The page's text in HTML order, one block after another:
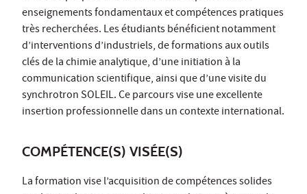
enseignements fondamentaux et compétences pratiques
très recherchées. Les étudiants bénéficient notamment
d’interventions d’industriels, de formations aux outils
clés de la chimie analytique, d’une initiation à la
communication scientifique, ainsi que d’une visite du
synchrotron SOLEIL. Ce parcours vise une excellente
insertion professionnelle dans un contexte international.
COMPÉTENCE(S) VISÉE(S)
La formation vise l’acquisition de compétences solides